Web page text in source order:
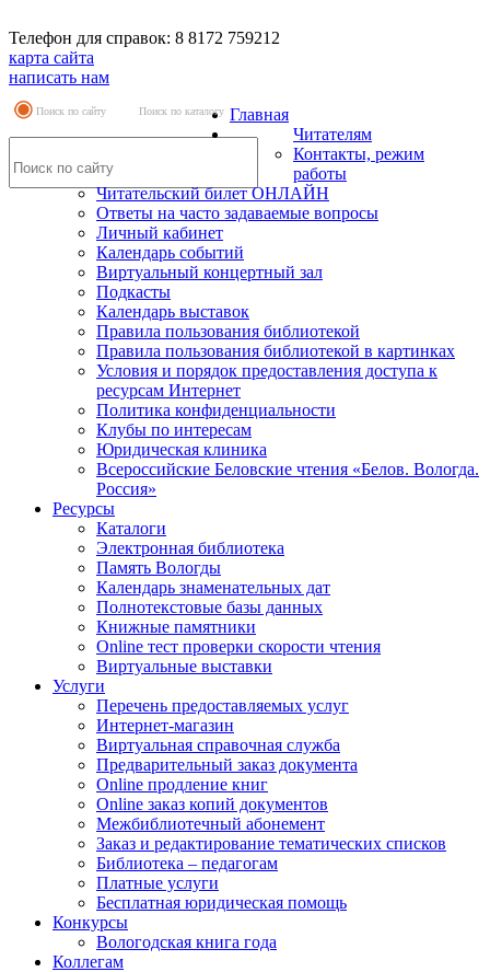
Телефон для справок: 8 8172 759212
карта сайта
написать нам
Поиск по сайту Поиск по каталогу Главная
Читателям
Контакты, режим
работы
Читательский билет ОНЛАЙН
Ответы на часто задаваемые вопросы
Личный кабинет
Календарь событий
Виртуальный концертный зал
Подкасты
Календарь выставок
Правила пользования библиотекой
Правила пользования библиотекой в картинках
Условия и порядок предоставления доступа к
ресурсам Интернет
Политика конфиденциальности
Клубы по интересам
Юридическая клиника
Всероссийские Беловские чтения «Белов. Вологда.
Россия»
Ресурсы
Каталоги
Электронная библиотека
Память Вологды
Календарь знаменательных дат
Полнотекстовые базы данных
Книжные памятники
Online тест проверки скорости чтения
Виртуальные выставки
Услуги
Перечень предоставляемых услуг
Интернет-магазин
Виртуальная справочная служба
Предварительный заказ документа
Online продление книг
Online заказ копий документов
Межбиблиотечный абонемент
Заказ и редактирование тематических списков
Библиотека – педагогам
Платные услуги
Бесплатная юридическая помощь
Конкурсы
Вологодская книга года
Коллегам